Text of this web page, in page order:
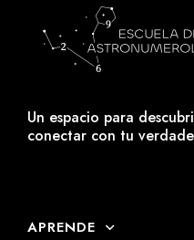
Un espacio para
conectar con tu
APRENDE